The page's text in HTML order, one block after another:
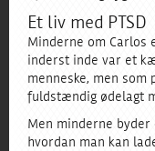
Et liv med PTSD
Minderne om
inderst inde var et
menneske, men
fuldstændig ødelagt
Men minderne byder
hvordan man kan